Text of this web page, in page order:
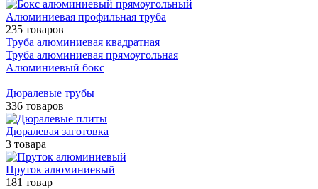
Алюминиевая профильная труба
235 товаров
Труба алюминиевая квадратная
Труба алюминиевая прямоугольная
Алюминиевый бокс
Дюралевые трубы
336 товаров
Дюралевая заготовка
3 товара
Пруток алюминиевый
181 товар